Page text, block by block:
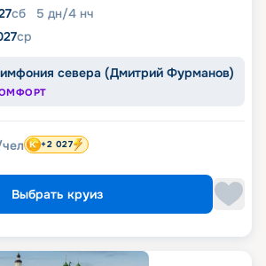
сб 5 дн/4 нч
ср
севера (Дмитрий Фурманов)
+2 027
Выбрать круиз